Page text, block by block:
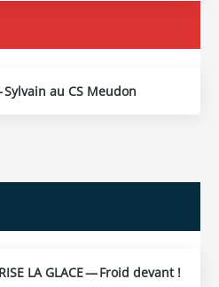
Sylvain au CS Meudon
LA GLACE — Froid devant !